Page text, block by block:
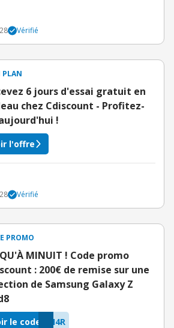
Vérifié
PLAN
6 jours d'essai gratuit en
chez Cdiscount - Profitez-
!
l'offre
Vérifié
PROMO
MINUIT ! Code promo
: 200€ de remise sur une
de Samsung Galaxy Z
H4R
le code